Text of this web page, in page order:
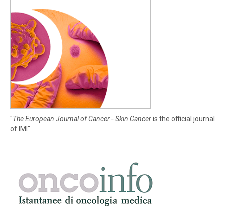
"The European Journal of Cancer - Skin Canceris the official journal
of IMI"